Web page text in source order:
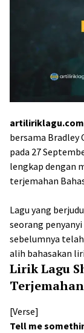
artiliriklagu.com
bersama Bradley
pada 27
lengkap dengan
terjemahan
Lagu yang
seorang
sebelumnya
alih bahasakan
Lirik Lagu
Terjemahan
[Verse]
Tell me